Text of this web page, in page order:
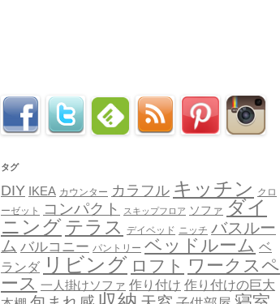
タグ
DIY IKEA カウンター カラフル キッチン クロ
ーゼット
コンパクト スキップフロア ソファ ダイ
ニングテラス デイベッド ニッチ バスルー
ム バルコニー パントリー ベッドルーム ベ
ランダ リビング ロフト ワークスペ
ース 一人掛けソファ 作り付け 作り付けの巨大